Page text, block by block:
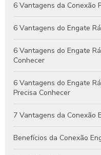
Guia Completo de
Dicas de Manutenção
6 Vantagens da Conexão
6 Vantagens do Engate
6 Vantagens do Engate
Conhecer
6 Vantagens do Engate
Precisa Conhecer
7 Vantagens da Conexão
Benefícios da Conexão